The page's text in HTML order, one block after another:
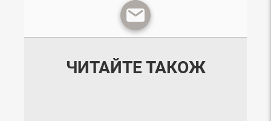
ЧИТАЙТЕ ТАКОЖ